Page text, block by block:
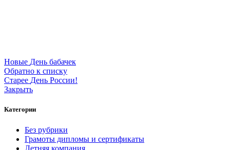
Новые День бабачек
Обратно к списку
Старее День России!
Закрыть
Категории
Без рубрики
Грамоты дипломы и сертификаты
Летняя компания